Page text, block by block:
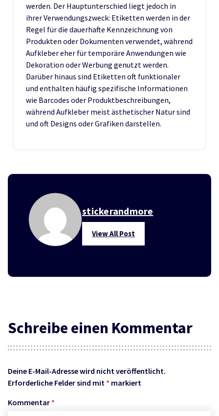
werden. Der Hauptunterschied liegt jedoch in
ihrer Verwendungszweck: Etiketten werden in der
Regel für die dauerhafte Kennzeichnung von
Produkten oder Dokumenten verwendet, während
Aufkleber eher für temporäre Anwendungen wie
Dekoration oder Werbung genutzt werden.
Darüber hinaus sind Etiketten oft funktionaler
und enthalten häufig spezifische Informationen
wie Barcodes oder Produktbeschreibungen,
während Aufkleber meist ästhetischer Natur sind
und oft Designs oder Grafiken darstellen.
stickerandmore
View All Post
Schreibe einen Kommentar
Deine E-Mail-Adresse wird nicht veröffentlicht.
Erforderliche Felder sind mit * markiert
Kommentar *